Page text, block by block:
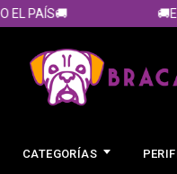
PAÍS🚚
CATEGORÍAS